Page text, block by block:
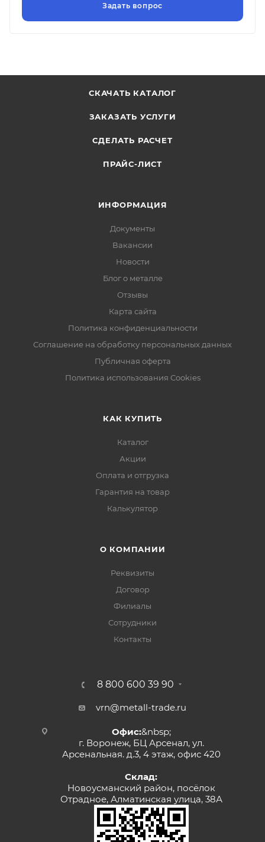
СКАЧАТЬ КАТАЛОГ
ЗАКАЗАТЬ УСЛУГИ
СДЕЛАТЬ РАСЧЕТ
ПРАЙС-ЛИСТ
ИНФОРМАЦИЯ
Документы
Вакансии
Новости
Блог о металле
Отзывы
Карта сайта
Политика конфиденциальности
Соглашение на обработку персональных данных
Публичная оферта
Политика использования Cookies
КАК КУПИТЬ
Каталог
Акции
Оплата и отгрузка
Гарантия на товар
Калькулятор
О КОМПАНИИ
Реквизиты
Договор
Филиалы
Сотрудники
Контакты
8 800 600 39 90
vrn@metall-trade.ru
Офис:&nbsp;
г. Воронеж, БЦ Арсенал, ул.
Арсенальная. д.3, 4 этаж, офис 420
Склад:
Новоусманский район, посёлок
Отрадное, Алматинская улица, 38А